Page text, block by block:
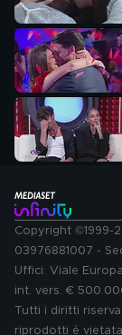
Copyright ©1999-
03976881007 -
Uffici: Viale
int. vers. €
Tutti i diritti
riprodotti è